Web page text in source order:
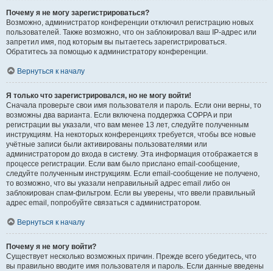
Почему я не могу зарегистрироваться?
Возможно, администратор конференции отключил регистрацию новых
пользователей. Также возможно, что он заблокировал ваш IP-адрес или
запретил имя, под которым вы пытаетесь зарегистрироваться.
Обратитесь за помощью к администратору конференции.
Вернуться к началу
Я только что зарегистрировался, но не могу войти!
Сначала проверьте свои имя пользователя и пароль. Если они верны, то
возможны два варианта. Если включена поддержка COPPA и при
регистрации вы указали, что вам менее 13 лет, следуйте полученным
инструкциям. На некоторых конференциях требуется, чтобы все новые
учётные записи были активированы пользователями или
администратором до входа в систему. Эта информация отображается в
процессе регистрации. Если вам было прислано email-сообщение,
следуйте полученным инструкциям. Если email-сообщение не получено,
то возможно, что вы указали неправильный адрес email либо он
заблокирован спам-фильтром. Если вы уверены, что ввели правильный
адрес email, попробуйте связаться с администратором.
Вернуться к началу
Почему я не могу войти?
Существует несколько возможных причин. Прежде всего убедитесь, что
вы правильно вводите имя пользователя и пароль. Если данные введены